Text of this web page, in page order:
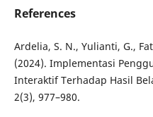
References
Ardelia, S. N., Yulianti, G.,
(2024). Implementasi
Interaktif Terhadap Hasil
2(3), 977–980.